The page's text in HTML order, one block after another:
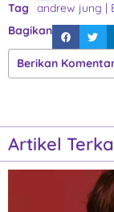
Tag andrew jung
Bagikan
Berikan
Artikel